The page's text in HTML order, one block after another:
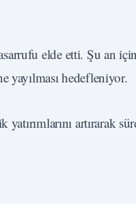
elde etti. Şu an
yayılması hedefleniyor.
artırarak